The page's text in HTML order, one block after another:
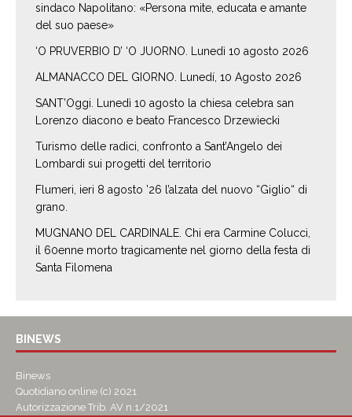
sindaco Napolitano: «Persona mite, educata e amante
del suo paese»
‘O PRUVERBIO D’ ‘O JUORNO. Lunedì 10 agosto 2026
ALMANACCO DEL GIORNO. Lunedí, 10 Agosto 2026
SANT’Oggi. Lunedì 10 agosto la chiesa celebra san
Lorenzo diacono e beato Francesco Drzewiecki
Turismo delle radici, confronto a Sant’Angelo dei
Lombardi sui progetti del territorio
Flumeri, ieri 8 agosto ’26 l’alzata del nuovo “Giglio“ di
grano.
MUGNANO DEL CARDINALE. Chi era Carmine Colucci,
il 60enne morto tragicamente nel giorno della festa di
Santa Filomena
BINEWS
Binews
Quotidiano online (c) 2021
Autorizzazione Trib. AV n.1/2021